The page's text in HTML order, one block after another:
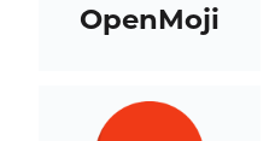
OpenMoji